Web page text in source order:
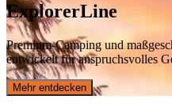
ExplorerLine
Premium-Camping und
entwickelt für anspruchsvolles
Mehr entdecken